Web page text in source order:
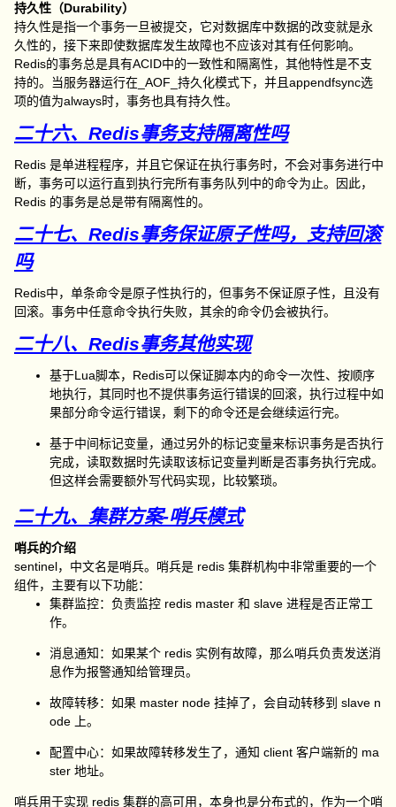
持久性（Durability）
持久性是指一个事务一旦被提交，它对数据库中数据的改变就是永
久性的，接下来即使数据库发生故障也不应该对其有任何影响。
Redis的事务总是具有ACID中的一致性和隔离性，其他特性是不支
持的。当服务器运行在_AOF_持久化模式下，并且appendfsync选
项的值为always时，事务也具有持久性。
二十六、Redis事务支持隔离性吗
Redis 是单进程程序，并且它保证在执行事务时，不会对事务进行中
断，事务可以运行直到执行完所有事务队列中的命令为止。因此，
Redis 的事务是总是带有隔离性的。
二十七、Redis事务保证原子性吗，支持回滚
吗
Redis中，单条命令是原子性执行的，但事务不保证原子性，且没有
回滚。事务中任意命令执行失败，其余的命令仍会被执行。
二十八、Redis事务其他实现
基于Lua脚本，Redis可以保证脚本内的命令一次性、按顺序
地执行，其同时也不提供事务运行错误的回滚，执行过程中如
果部分命令运行错误，剩下的命令还是会继续运行完。
基于中间标记变量，通过另外的标记变量来标识事务是否执行
完成，读取数据时先读取该标记变量判断是否事务执行完成。
但这样会需要额外写代码实现，比较繁琐。
二十九、集群方案-哨兵模式
哨兵的介绍
sentinel，中文名是哨兵。哨兵是 redis 集群机构中非常重要的一个
组件，主要有以下功能：
集群监控：负责监控 redis master 和 slave 进程是否正常工
作。
消息通知：如果某个 redis 实例有故障，那么哨兵负责发送消
息作为报警通知给管理员。
故障转移：如果 master node 挂掉了，会自动转移到 slave n
ode 上。
配置中心：如果故障转移发生了，通知 client 客户端新的 ma
ster 地址。
哨兵用于实现 redis 集群的高可用，本身也是分布式的，作为一个哨